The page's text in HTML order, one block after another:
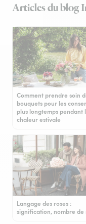
Articles du blog
Comment prendre soin
bouquets pour les
plus longtemps pendant
chaleur estivale
Langage des roses :
signification, nombre de